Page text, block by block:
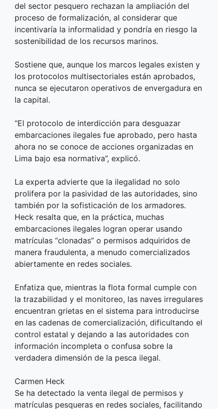
del sector pesquero rechazan la ampliación del
proceso de formalización, al considerar que
incentivaría la informalidad y pondría en riesgo la
sostenibilidad de los recursos marinos.
Sostiene que, aunque los marcos legales existen y
los protocolos multisectoriales están aprobados,
nunca se ejecutaron operativos de envergadura en
la capital.
“El protocolo de interdicción para desguazar
embarcaciones ilegales fue aprobado, pero hasta
ahora no se conoce de acciones organizadas en
Lima bajo esa normativa”, explicó.
La experta advierte que la ilegalidad no solo
prolifera por la pasividad de las autoridades, sino
también por la sofisticación de los armadores.
Heck resalta que, en la práctica, muchas
embarcaciones ilegales logran operar usando
matrículas “clonadas” o permisos adquiridos de
manera fraudulenta, a menudo comercializados
abiertamente en redes sociales.
Enfatiza que, mientras la flota formal cumple con
la trazabilidad y el monitoreo, las naves irregulares
encuentran grietas en el sistema para introducirse
en las cadenas de comercialización, dificultando el
control estatal y dejando a las autoridades con
información incompleta o confusa sobre la
verdadera dimensión de la pesca ilegal.
Carmen Heck
Se ha detectado la venta ilegal de permisos y
matrículas pesqueras en redes sociales, facilitando